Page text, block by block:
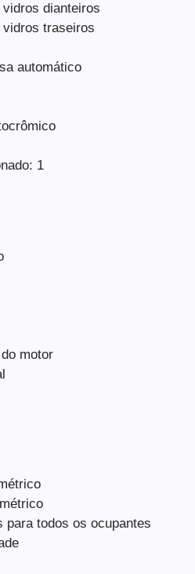
dianteiros
traseiros
automático
1
motor
para todos os ocupantes